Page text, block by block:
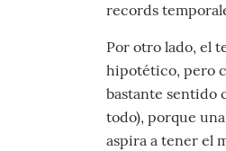
records
Por otro lado, el
hipotético, pero
bastante sentido
todo), porque
aspira a tener el